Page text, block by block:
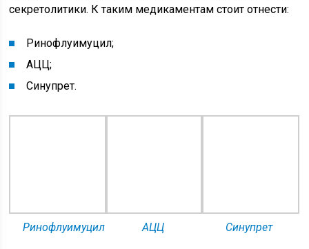
секретолитики. К таким медикаментам стоит отнести:
Ринофлуимуцил;
АЦЦ;
Синупрет.
Ринофлуимуцил АЦЦ Синупрет